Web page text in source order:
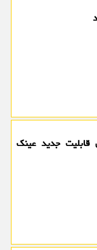
قابلیت جدید عینک